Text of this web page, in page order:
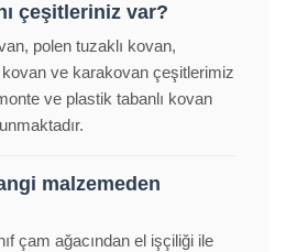
çeşitleriniz var?
polen tuzaklı kovan,
ve karakovan çeşitlerimiz
ve plastik tabanlı kovan
malzemeden
çam ağacından el işçiliği ile